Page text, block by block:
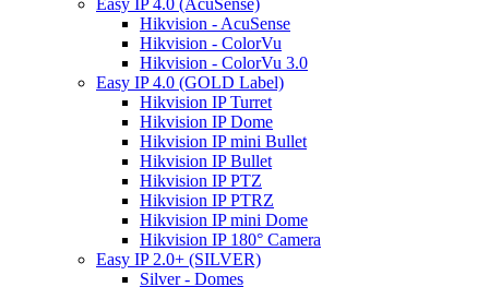
Easy IP 4.0 (AcuSense)
Hikvision - AcuSense
Hikvision - ColorVu
Hikvision - ColorVu 3.0
Easy IP 4.0 (GOLD Label)
Hikvision IP Turret
Hikvision IP Dome
Hikvision IP mini Bullet
Hikvision IP Bullet
Hikvision IP PTZ
Hikvision IP PTRZ
Hikvision IP mini Dome
Hikvision IP 180° Camera
Easy IP 2.0+ (SILVER)
Silver - Domes